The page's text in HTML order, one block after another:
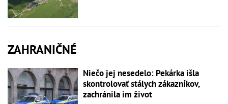
ZAHRANIČNÉ
Niečo jej nesedelo: Pekárka išla
skontrolovať stálych zákazníkov,
zachránila im život